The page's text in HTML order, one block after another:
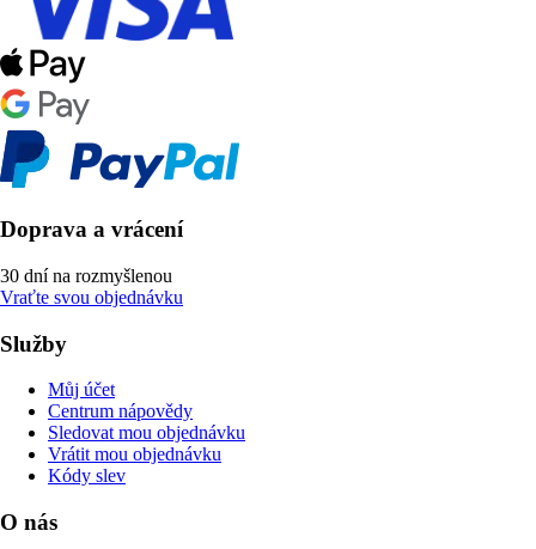
Doprava a vrácení
30 dní na rozmyšlenou
Vraťte svou objednávku
Služby
Můj účet
Centrum nápovědy
Sledovat mou objednávku
Vrátit mou objednávku
Kódy slev
O nás